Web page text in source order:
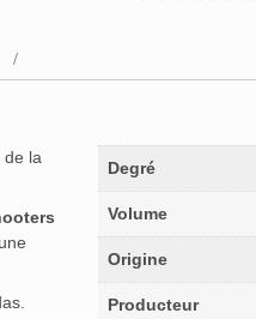
Degré
Volume
Origine
Producteur
de la